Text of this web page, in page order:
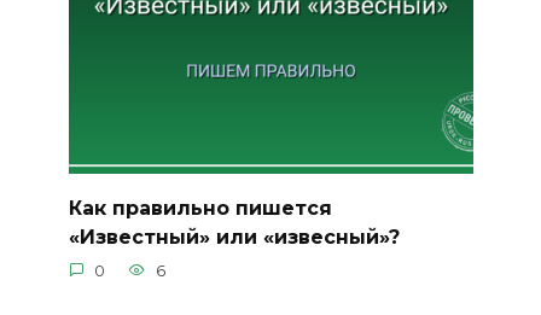
Как правильно пишется
«Известный» или «извесный»?
0 6